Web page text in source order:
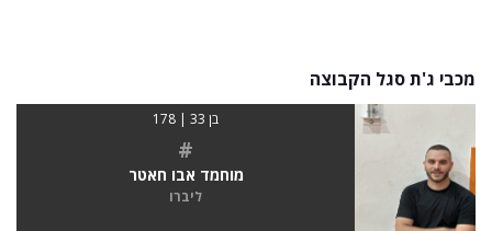
מכבי ג'ת סגל הקבוצה
בן 33 | 178
#
מוחמד אבו חאטר
ליברו